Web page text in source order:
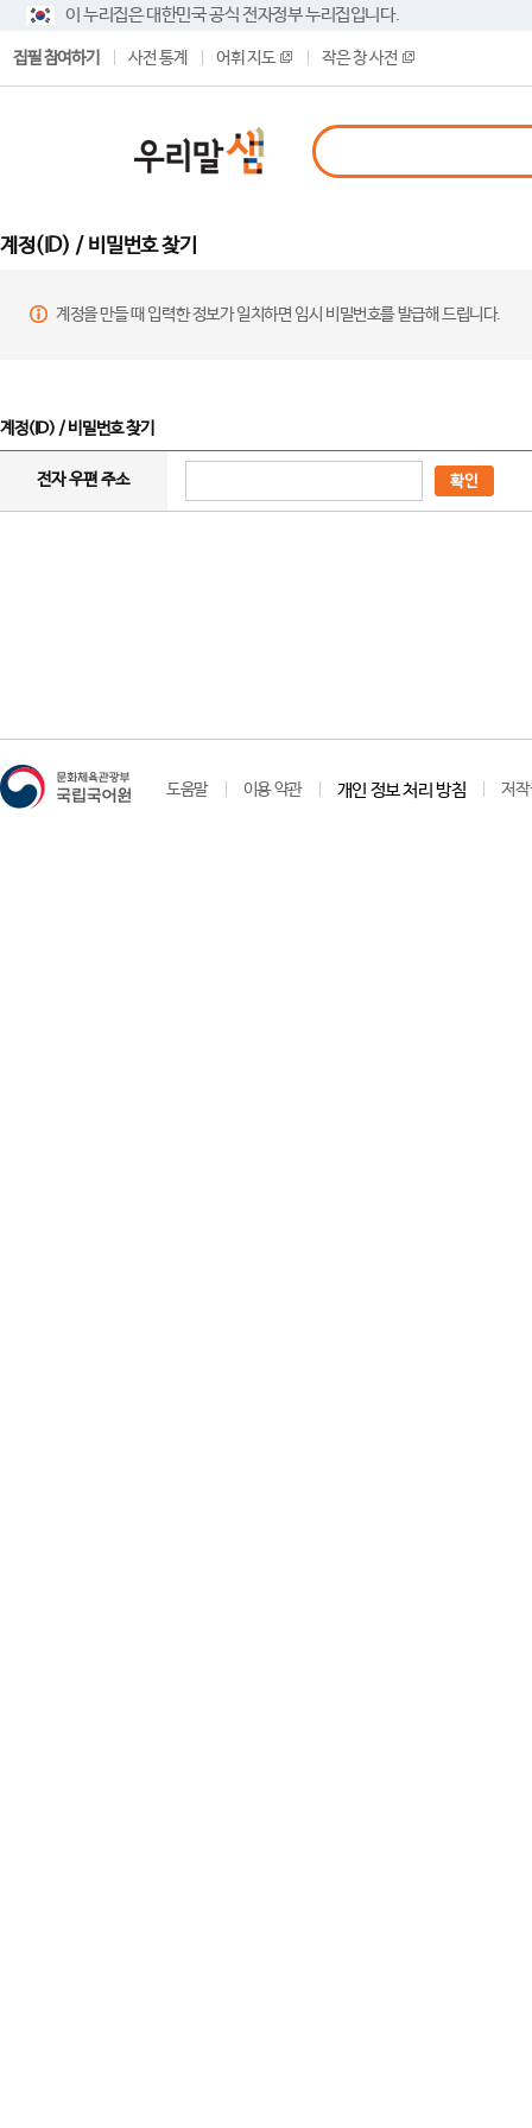
이 누리집은 대한민국 공식 전자정부 누리집입니다.
집필 참여하기 사전 통계 어휘 지도 작은 창 사전
계정(ID) / 비밀번호 찾기
계정을 만들 때 입력한 정보가 일치하면 임시 비밀번호를 발급해 드립니다.
계정(ID) / 비밀번호 찾기
전자 우편 주소 확인
도움말 이용 약관 개인 정보 처리 방침 저